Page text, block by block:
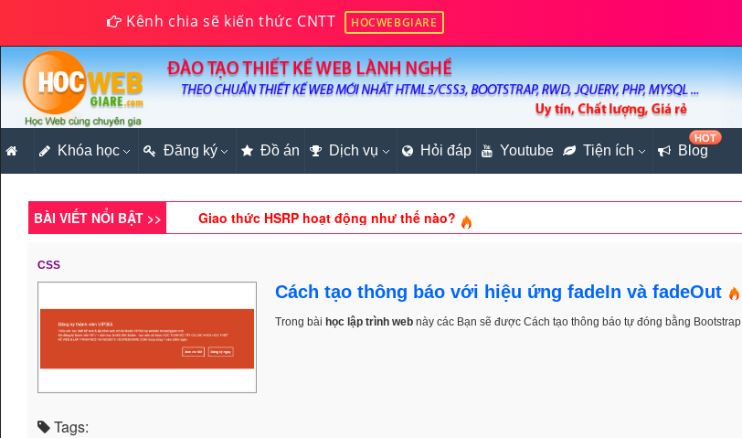
Kênh chia sẽ kiến thức CNTT HOCWEBGIARE
Khóa học Đăng ký Đồ án Dịch vụ Hỏi đáp Youtube Tiện ích Blog
HOT
BÀI VIẾT NỔI BẬT >>
Xây dựng website bán hàng online (Phần 3)
Giao thức HSRP hoạt động như thế nào?
Hướng dẫn cách tạo border với hiệu ứng bằng CSS3 & JQUERY
CSS
Cách tạo thông báo với hiệu ứng fadeIn và fadeOut
Trong bài học lập trình web này các Bạn sẽ được Cách tạo thông báo tự đóng bằng Bootstrap
Tags: